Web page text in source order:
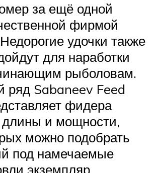
за ещё одной
фирмой
удочки также
для наработки
рыболовам.
ряд Sabaneev Feed
фидера
длины и мощности,
можно подобрать
под намечаемые
экземпляр.